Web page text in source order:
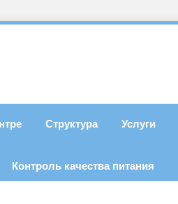
Структура Услуги
Контроль качества питания